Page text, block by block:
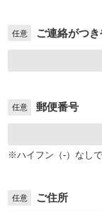
任意 ご連絡がつ
任意 郵便番号
※ハイフン（-）なし
任意 ご住所